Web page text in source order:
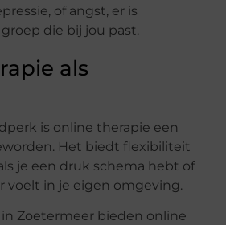
of angst, er is
die bij jou past.
als
is online therapie een
Het biedt flexibiliteit
je een druk schema hebt of
voelt in je eigen omgeving.
Zoetermeer bieden online